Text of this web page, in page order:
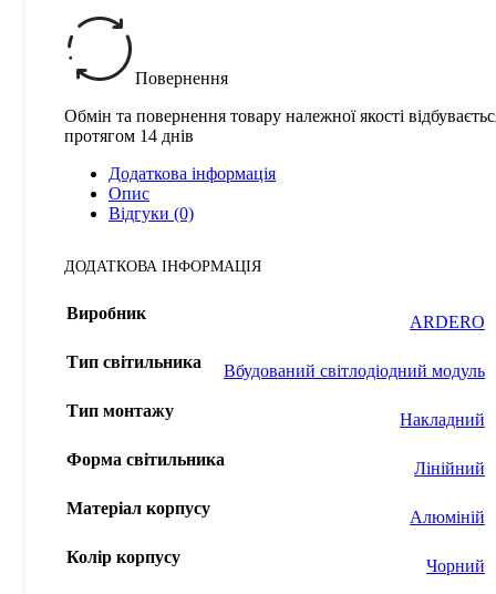
Повернення
Обмін та повернення товару належної якості
протягом 14 днів
Додаткова інформація
Опис
Відгуки (0)
ДОДАТКОВА ІНФОРМАЦІЯ
Виробник ARDERO
Тип світильника Вбудований світлодіодний модуль
Тип монтажу Накладний
Форма світильника Лінійний
Матеріал корпусу Алюміній
Колір корпусу Чорний